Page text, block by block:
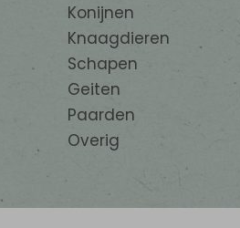
Konijnen
Knaagdieren
Schapen
Geiten
Paarden
Overig